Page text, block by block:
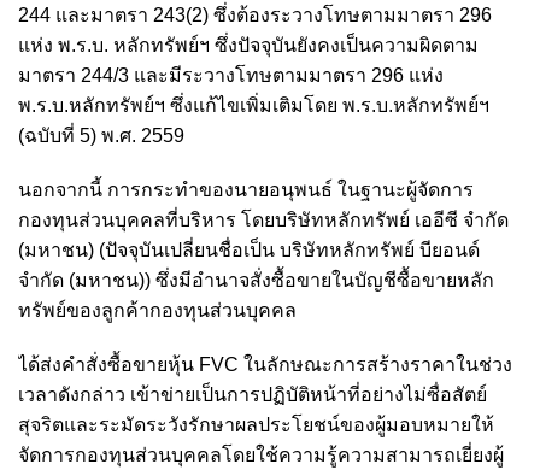
244 และมาตรา 243(2) ซึ่งต้องระวางโทษตามมาตรา 296
แห่ง พ.ร.บ. หลักทรัพย์ฯ ซึ่งปัจจุบันยังคงเป็นความผิดตาม
มาตรา 244/3 และมีระวางโทษตามมาตรา 296 แห่ง
พ.ร.บ.หลักทรัพย์ฯ ซึ่งแก้ไขเพิ่มเติมโดย พ.ร.บ.หลักทรัพย์ฯ
(ฉบับที่ 5) พ.ศ. 2559
นอกจากนี้ การกระทำของนายอนุพนธ์ ในฐานะผู้จัดการ
กองทุนส่วนบุคคลที่บริหาร โดยบริษัทหลักทรัพย์ เออีซี จำกัด
(มหาชน) (ปัจจุบันเปลี่ยนชื่อเป็น บริษัทหลักทรัพย์ บียอนด์
จำกัด (มหาชน)) ซึ่งมีอำนาจสั่งซื้อขายในบัญชีซื้อขายหลัก
ทรัพย์ของลูกค้ากองทุนส่วนบุคคล
ได้ส่งคำสั่งซื้อขายหุ้น FVC ในลักษณะการสร้างราคาในช่วง
เวลาดังกล่าว เข้าข่ายเป็นการปฏิบัติหน้าที่อย่างไม่ซื่อสัตย์
สุจริตและระมัดระวังรักษาผลประโยชน์ของผู้มอบหมายให้
จัดการกองทุนส่วนบุคคลโดยใช้ความรู้ความสามารถเยี่ยงผู้